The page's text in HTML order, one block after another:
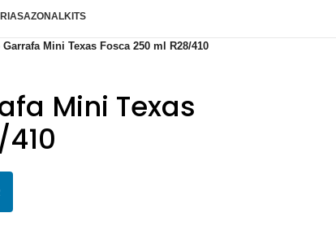
SAZONALKITS
Mini Texas Fosca 250 ml R28/410
Mini Texas